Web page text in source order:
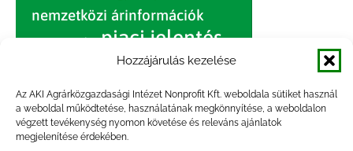
Hozzájárulás kezelése
Az AKI Agrárközgazdasági Intézet Nonprofit Kft. weboldala sütiket használ
a weboldal működtetése, használatának megkönnyítése, a weboldalon
végzett tevékenység nyomon követése és releváns ajánlatok
megjelenítése érdekében.
nemzetközi árinformációk
piac piaci jelentés
sertés sertéshús
szarvasmarha termelés termelői
ár tojás világpiac
vágóbárány
vágómarha vágósertés